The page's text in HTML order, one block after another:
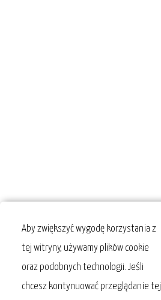
Aby zwiększyć wygodę korzystania z
tej witryny, używamy plików cookie
oraz podobnych technologii. Jeśli
chcesz kontynuować przeglądanie tej